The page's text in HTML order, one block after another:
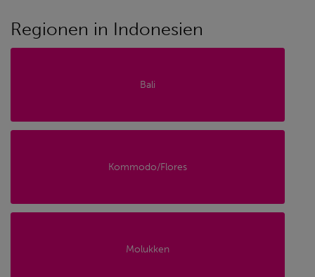
Regionen in Indonesien
Bali
Kommodo/Flores
Molukken